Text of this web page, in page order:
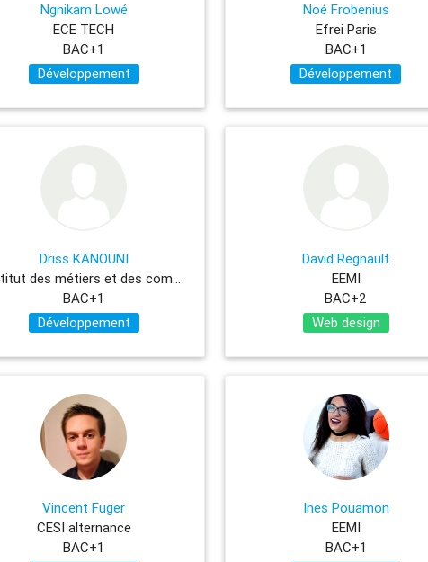
Ngnikam Lowé
ECE TECH
BAC+1
Développement
Noé Frobenius
Efrei Paris
BAC+1
Développement
Driss KANOUNI
Institut des métiers et des compétences
BAC+1
Développement
David Regnault
EEMI
BAC+2
Web design
Vincent Fuger
CESI alternance
BAC+1
Ines Pouamon
EEMI
BAC+1